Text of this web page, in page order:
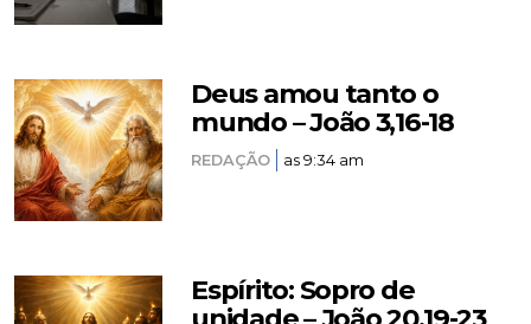
Deus amou tanto o
mundo – João 3,16-18
REDAÇÃO as 9:34 am
Espírito: Sopro de